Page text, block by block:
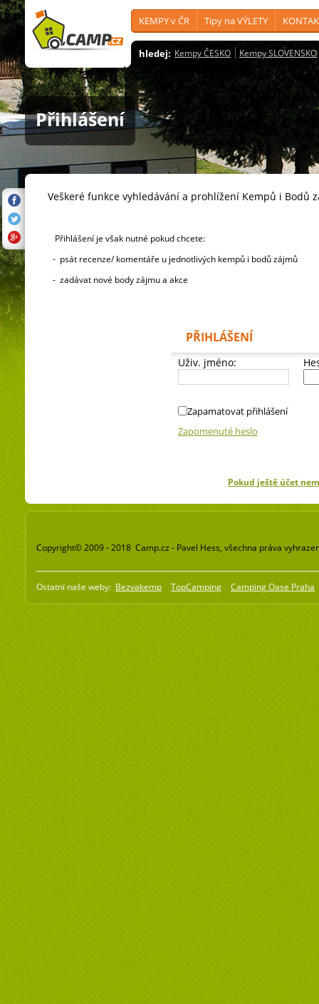
KEMPY v ČR Tipy na VÝLETY
hledej: Kempy ČESKO Kempy SLOVENSKO
Přihlášení
Veškeré funkce vyhledávání a prohlížení Kempů i
Přihlášení je však nutné pokud chcete:
- psát recenze/ komentáře u jednotlivých kempů i bodů zájmů
- zadávat nové body zájmu a akce
PŘIHLÁŠENÍ
Uživ. jméno:
Zapamatovat přihlášení
Zapomenuté heslo
Pokud ještě účet
Copyright© 2009 - 2018 Camp.cz - Pavel Hess, všechna práva
Ostatní naše weby: Bezvakemp TopCamping Camping Oase Praha